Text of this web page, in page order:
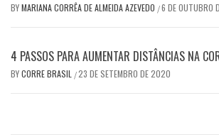
BYMARIANA CORRÊA DE ALMEIDA AZEVEDO /6 DE OUTUBRO
4 PASSOS PARA AUMENTAR DISTÂNCIAS NA
BYCORRE BRASIL /23 DE SETEMBRO DE 2020